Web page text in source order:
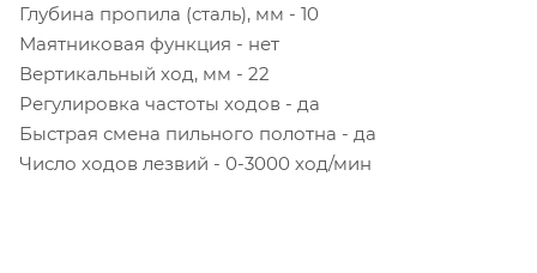
Глубина пропила (сталь), мм - 10
Маятниковая функция - нет
Вертикальный ход, мм - 22
Регулировка частоты ходов - да
Быстрая смена пильного полотна - да
Число ходов лезвий - 0-3000 ход/мин